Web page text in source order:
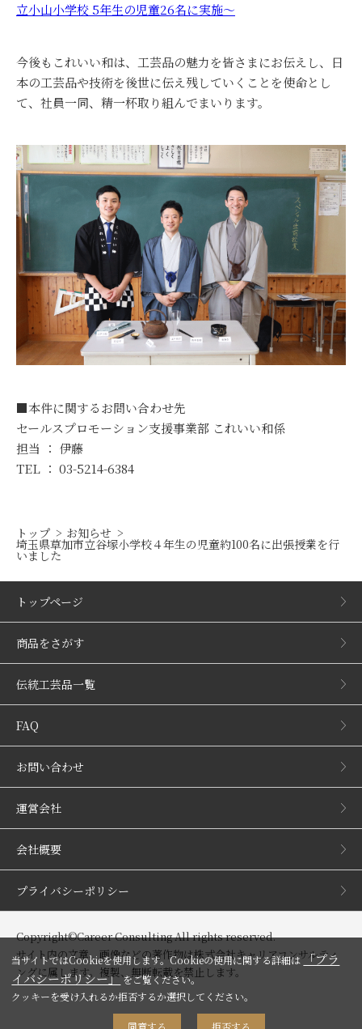
立小山小学校 5年生の児童26名に実施～
今後もこれいい和は、工芸品の魅力を皆さまにお伝えし、日
本の工芸品や技術を後世に伝え残していくことを使命とし
て、社員一同、精一杯取り組んでまいります。
■本件に関するお問い合わせ先
セールスプロモーション支援事業部 これいい和係
担当 ： 伊藤
TEL ： 03-5214-6384
トップ お知らせ
埼玉県草加市立谷塚小学校４年生の児童約100名に出張授業を行
いました
トップページ
商品をさがす
伝統工芸品一覧
FAQ
お問い合わせ
運営会社
会社概要
プライバシーポリシー
Copyright©Career Consulting All rights reserved.
サイト内の文章、画像などの著作物は株式会社キャリアコンサルティ
ングに属します。複製、無断転載を禁止します。
当サイトではCookieを使用します。Cookieの使用に関する詳細は「プラ
イバシーポリシー」をご覧ください。
クッキーを受け入れるか拒否するか選択してください。
同意する 拒否する